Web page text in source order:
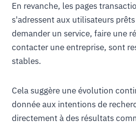
En revanche, les pages
s'adressent aux utilisateurs
demander un service, faire une
contacter une entreprise, sont
stables.
Cela suggère une évolution
donnée aux intentions de
directement à des résultats